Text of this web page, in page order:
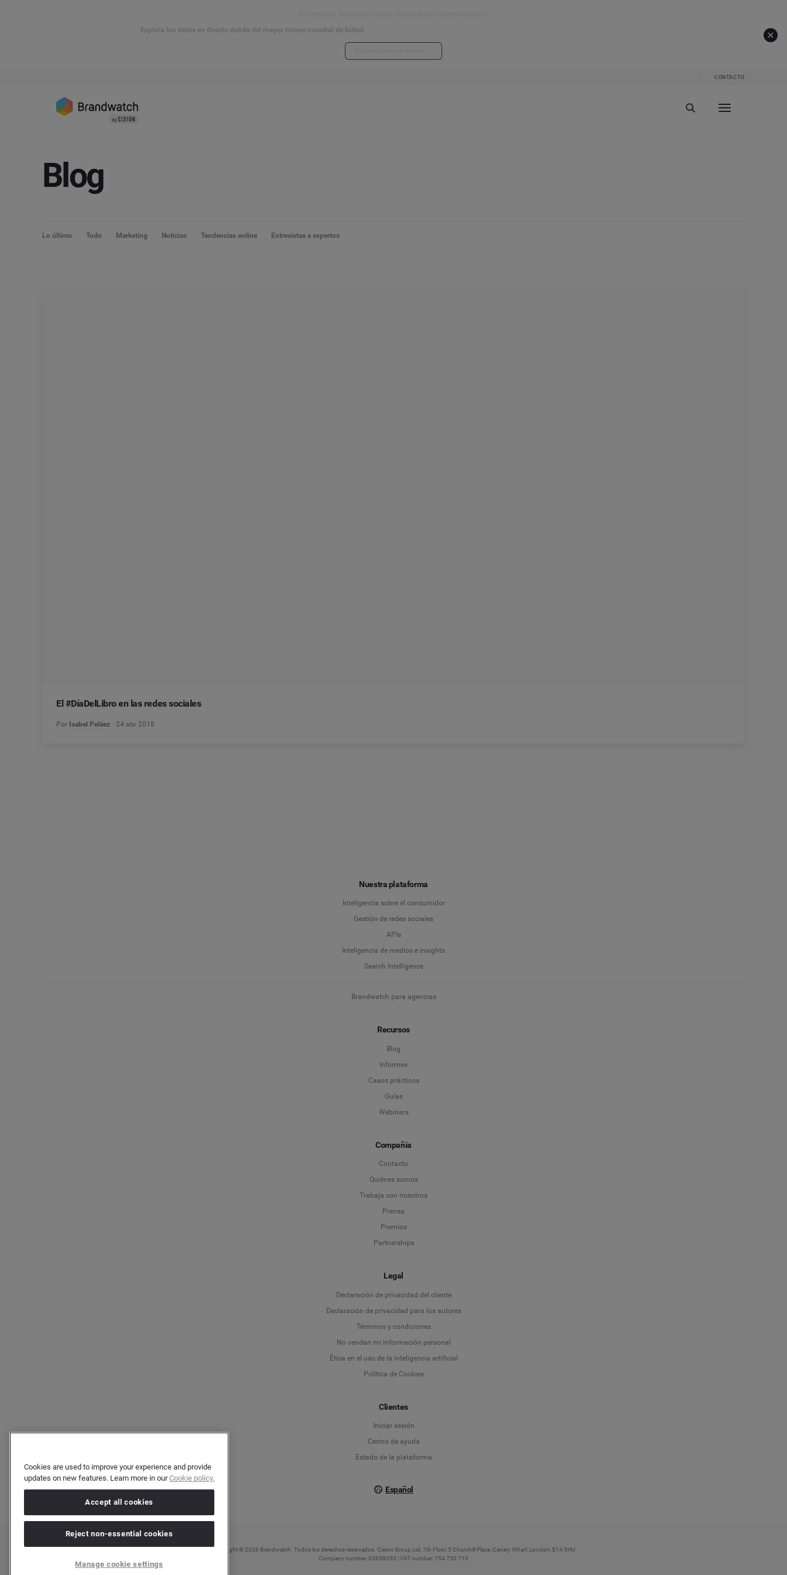
Explora los datos en directo detrás del mayor torneo mundial de fútbol.
CONTACTO
Blog
Lo último Todo Marketing Noticias Tendencias online Entrevistas a expertos
El #DíaDelLibro en las redes sociales
Por Isabel Peláez 24 abr 2018
Nuestra plataforma
Inteligencia sobre el consumidor
Gestión de redes sociales
APIs
Inteligencia de medios e insights
Search Intelligence
Brandwatch para agencias
Recursos
Blog
Informes
Casos prácticos
Guías
Webinars
Compañía
Contacto
Quiénes somos
Trabaja con nosotros
Prensa
Premios
Partnerships
Legal
Declaración de privacidad del cliente
Declaración de privacidad para los autores
Términos y condiciones
No vendan mi información personal
Ética en el uso de la inteligencia artificial
Política de Cookies
Clientes
Iniciar sesión
Centro de ayuda
Estado de la plataforma
Español
Language
Deutsch
Copyright © 2026 Brandwatch. Todos los derechos reservados. Cision Group Ltd, 7th Floor, 5 Churchill Place, Canary Wharf, London, E14 5HU
Company number: 03898053 | VAT number: 754 750 710
Cookies are used to improve your experience and provide
updates on new features. Learn more in ourCookie policy.
Accept all cookies
Reject non-essential cookies
Manage cookie settings